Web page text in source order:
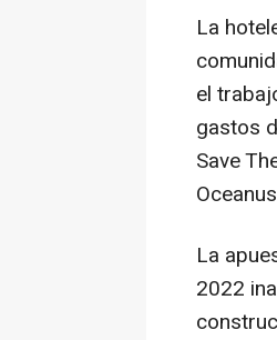
La
el
gastos
Save
La
2022